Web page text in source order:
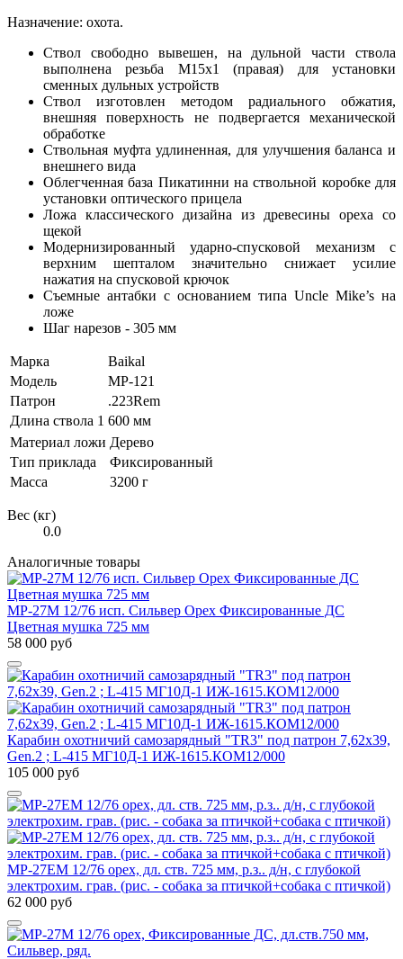
Назначение: охота.
Ствол свободно вывешен, на дульной части ствола
выполнена резьба М15х1 (правая) для установки
сменных дульных устройств
Ствол изготовлен методом радиального обжатия,
внешняя поверхность не подвергается механической
обработке
Ствольная муфта удлиненная, для улучшения баланса и
внешнего вида
Облегченная база Пикатинни на ствольной коробке для
установки оптического прицела
Ложа классического дизайна из древесины ореха со
щекой
Модернизированный ударно-спусковой механизм с
верхним шепталом значительно снижает усилие
нажатия на спусковой крючок
Съемные антабки с основанием типа Uncle Mike’s на
ложе
Шаг нарезов - 305 мм
Марка
Baikal
Модель
МР-121
Патрон
.223Rem
Длина ствола 1 600 мм
Материал ложи Дерево
Тип приклада
Фиксированный
Масса
3200 г
Вес (кг)
0.0
Аналогичные товары
МР-27М 12/76 исп. Сильвер Орех Фиксированные ДС
Цветная мушка 725 мм
58 000 руб
Карабин охотничий самозарядный "TR3" под патрон 7,62х39,
Gen.2 ; L-415 МГ10Д-1 ИЖ-1615.КОМ12/000
105 000 руб
МР-27ЕМ 12/76 орех, дл. ств. 725 мм, р.з.. д/н, с глубокой
электрохим. грав. (рис. - собака за птичкой+собака с птичкой)
62 000 руб